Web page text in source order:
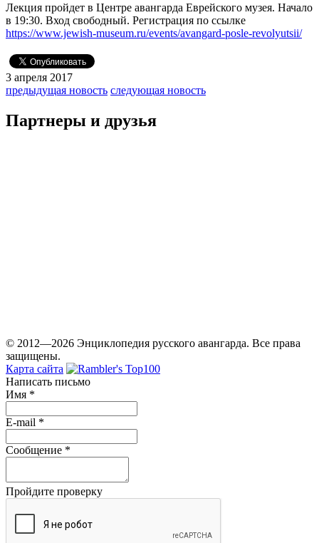
Лекция пройдет в Центре авангарда Еврейского музея. Начало
в 19:30. Вход свободный. Регистрация по ссылке
https://www.jewish-museum.ru/events/avangard-posle-revolyutsii/
3 апреля 2017
предыдущая новость следующая новость
Партнеры и друзья
© 2012—2026 Энциклопедия русского авангарда. Все права
защищены.
Карта сайта
Написать письмо
Имя *
E-mail *
Сообщение *
Пройдите проверку